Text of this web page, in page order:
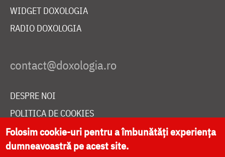
WIDGET DOXOLOGIA
RADIO DOXOLOGIA
DESPRE NOI
POLITICA DE COOKIES
DONEAZĂ ONLINE PENTRU CATEDRALA NAȚIONALĂ
Folosim cookie-uri pentru a îmbunătăți experiența
dumneavoastră pe acest site.